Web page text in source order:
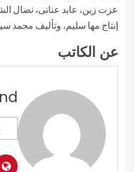
عزت زين، عابد عنانى، نضال
إنتاج مها سليم، وتأليف محمد
عن الكاتب